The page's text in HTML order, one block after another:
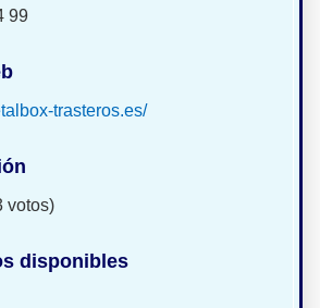
99
trasteros.es/
votos)
disponibles